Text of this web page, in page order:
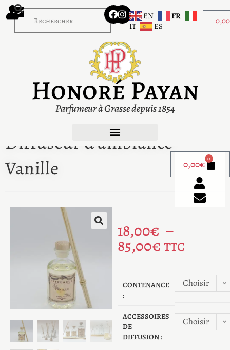
0,00
EN
FR
IT
ES
Honoré Payan
Parfumeur à Grasse depuis 1854
0,00€ 0
Diffuseur d’ambiance
Vanille
18,00€ –
85,00€ TTC
CONTENANCE
:
Choisir
option
ACCESSOIRES
DE
DIFFUSION :
Choisir